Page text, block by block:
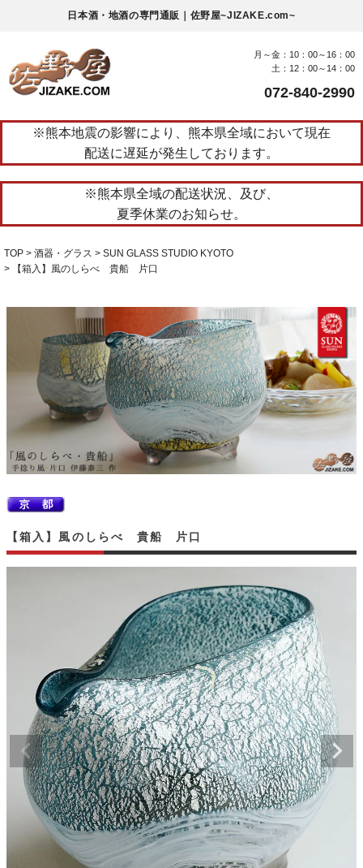
日本酒・地酒の専門通販｜佐野屋~JIZAKE.com~
月～金：10：00～16：00
土：12：00～14：00
072-840-2990
※熊本地震の影響により、熊本県全域において現在
配送に遅延が発生しております。
※熊本県全域の配送状況、及び、
夏季休業のお知らせ。
TOP 酒器・グラス
SUN GLASS STUDIO KYOTO
【箱入】風のしらべ 貴船 片口
【箱入】風のしらべ 貴船 片口